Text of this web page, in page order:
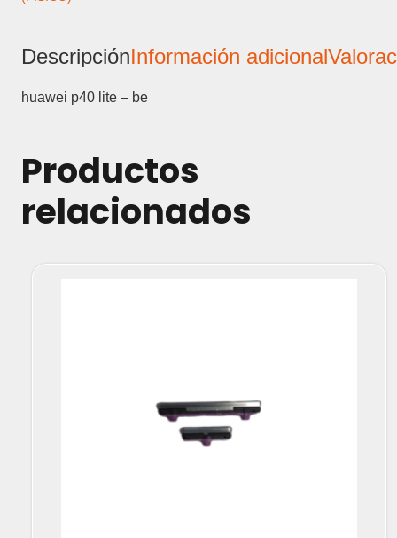
DescripciónInformación adicional
huawei p40 lite – be
Productos
relacionados